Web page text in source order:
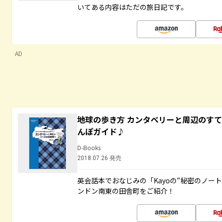
いてある内容はただの旅日記です。
AD
地球の歩き方 カンタベリーと周辺のす
んぽガイド♪
D-Books
2018.07.26 発売
英会話本でおなじみの「Kayoの“秘密のノー
ンドン南東の田舎町をご紹介！